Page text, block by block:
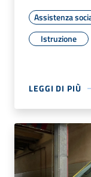
Assistenza
Istruzione
LEGGI DI PIÙ